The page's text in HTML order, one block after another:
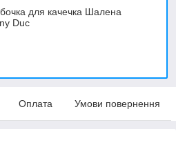
для качечка Шалена
Duc
Оплата Умови повернення